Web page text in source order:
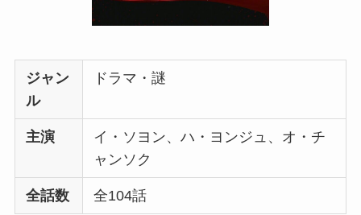
ジャン
ル
ドラマ・謎
主演
イ・ソヨン、ハ・ヨンジュ、オ・チ
ャンソク
全話数 全104話